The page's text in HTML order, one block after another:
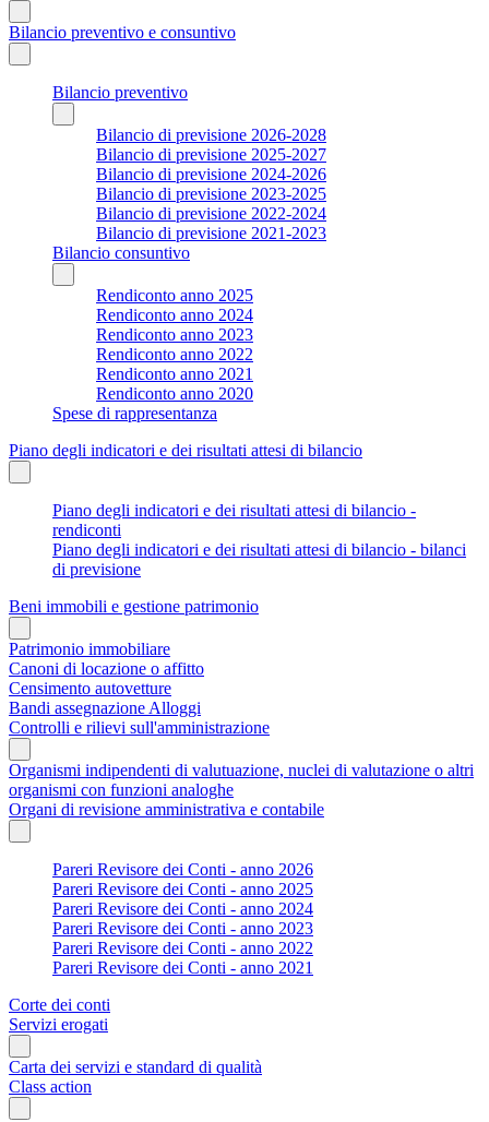
Bilancio preventivo e consuntivo
Bilancio preventivo
Bilancio di previsione 2026-2028
Bilancio di previsione 2025-2027
Bilancio di previsione 2024-2026
Bilancio di previsione 2023-2025
Bilancio di previsione 2022-2024
Bilancio di previsione 2021-2023
Bilancio consuntivo
Rendiconto anno 2025
Rendiconto anno 2024
Rendiconto anno 2023
Rendiconto anno 2022
Rendiconto anno 2021
Rendiconto anno 2020
Spese di rappresentanza
Piano degli indicatori e dei risultati attesi di bilancio
Piano degli indicatori e dei risultati attesi di bilancio -
rendiconti
Piano degli indicatori e dei risultati attesi di bilancio - bilanci
di previsione
Beni immobili e gestione patrimonio
Patrimonio immobiliare
Canoni di locazione o affitto
Censimento autovetture
Bandi assegnazione Alloggi
Controlli e rilievi sull'amministrazione
Organismi indipendenti di valutuazione, nuclei di valutazione o altri
organismi con funzioni analoghe
Organi di revisione amministrativa e contabile
Pareri Revisore dei Conti - anno 2026
Pareri Revisore dei Conti - anno 2025
Pareri Revisore dei Conti - anno 2024
Pareri Revisore dei Conti - anno 2023
Pareri Revisore dei Conti - anno 2022
Pareri Revisore dei Conti - anno 2021
Corte dei conti
Servizi erogati
Carta dei servizi e standard di qualità
Class action